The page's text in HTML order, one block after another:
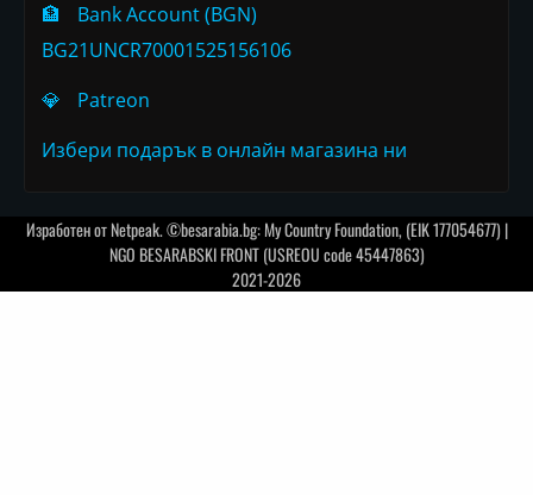
🏦
Bank Account (BGN)
BG21UNCR70001525156106
💎
Patreon
Избери подарък в онлайн магазина ни
Изработен отNetpeak. ©besarabia.bg: My Country Foundation, (EIK 177054677) |
NGO BESARABSKI FRONT (USREOU code 45447863)
2021-2026